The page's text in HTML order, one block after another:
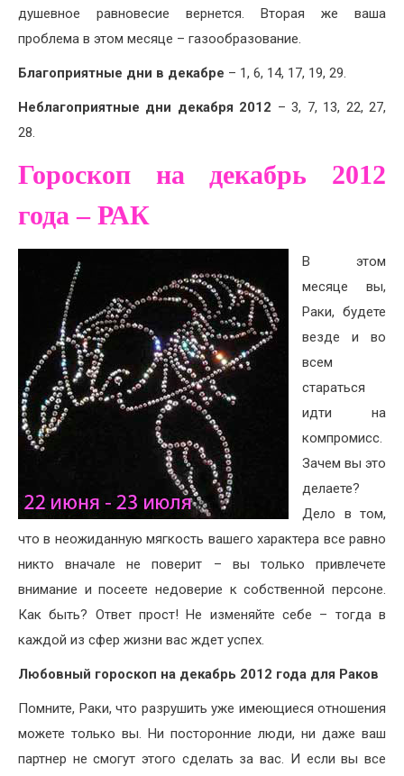
душевное равновесие вернется. Вторая же ваша
проблема в этом месяце – газообразование.
Благоприятные дни в декабре – 1, 6, 14, 17, 19, 29.
Неблагоприятные дни декабря 2012 – 3, 7, 13, 22, 27,
28.
Гороскоп на декабрь 2012
года – РАК
В этом
месяце вы,
Раки, будете
везде и во
всем
стараться
идти на
компромисс.
Зачем вы это
делаете?
Дело в том,
что в неожиданную мягкость вашего характера все равно
никто вначале не поверит – вы только привлечете
внимание и посеете недоверие к собственной персоне.
Как быть? Ответ прост! Не изменяйте себе – тогда в
каждой из сфер жизни вас ждет успех.
Любовный гороскоп на декабрь 2012 года для Раков
Помните, Раки, что разрушить уже имеющиеся отношения
можете только вы. Ни посторонние люди, ни даже ваш
партнер не смогут этого сделать за вас. И если вы все